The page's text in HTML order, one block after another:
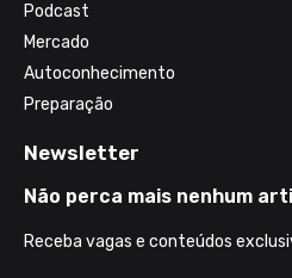
Podcast
Mercado
Autoconhecimento
Preparação
Newsletter
Não perca mais nenhum
Receba vagas e conteúdos